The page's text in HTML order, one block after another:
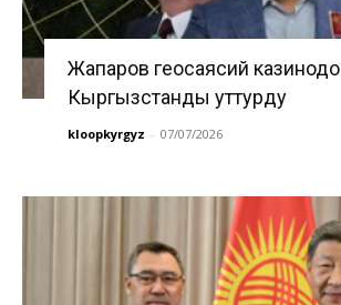
Жапаров геосаясий казинодо
Кыргызстанды уттурду
kloopkyrgyz - 07/07/2026